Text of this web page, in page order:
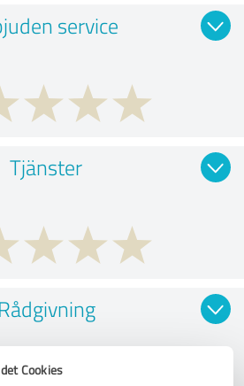
Cookies
service
Tjänster
Rådgivning